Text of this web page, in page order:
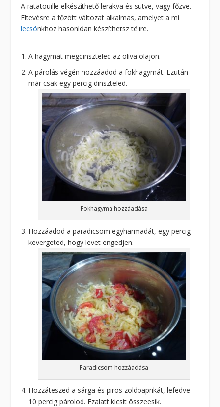
A ratatouille elkészíthető lerakva és sütve, vagy főzve.
Eltevésre a főzött változat alkalmas, amelyet a mi
lecsónkhoz hasonlóan készíthetsz télire.
A hagymát megdinszteled az olíva olajon.
A párolás végén hozzáadod a fokhagymát. Ezután
már csak egy percig dinszteled.
Fokhagyma hozzáadása
Hozzáadod a paradicsom egyharmadát, egy percig
kevergeted, hogy levet engedjen.
Paradicsom hozzáadása
Hozzáteszed a sárga és piros zöldpaprikát, lefedve
10 percig párolod. Ezalatt kicsit összeesik.